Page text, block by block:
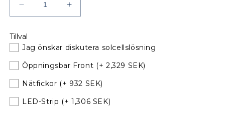
Minska
kvantitet
Bavaria
36
Sprayhood
Årsmodell
02-
med
Öka
kvantitet
36
Sprayhood
Årsmodell
02-
med
Tillval
Jag önskar diskutera solcellslösning
Öppningsbar Front (+ 2,329 SEK)
Nätfickor (+ 932 SEK)
LED-Strip (+ 1,306 SEK)